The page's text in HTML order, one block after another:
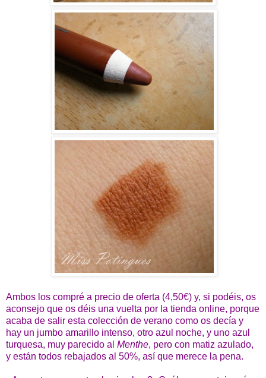
Ambos los compré a precio de oferta (4,50€) y, si podéis, os
aconsejo que os déis una vuelta por la tienda online, porque
acaba de salir esta colección de verano como os decía y
hay un jumbo amarillo intenso, otro azul noche, y uno azul
turquesa, muy parecido al Menthe, pero con matiz azulado,
y están todos rebajados al 50%, así que merece la pena.